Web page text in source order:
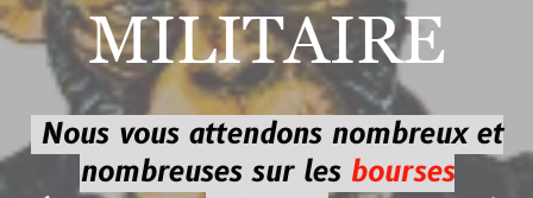
MILITAIRE
Nous vous attendons nombreux et
nombreuses sur les bourses